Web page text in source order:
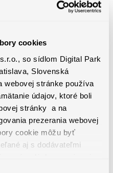
cookies
so sídlom Digital Park
Slovenská
webovej stránke používa
údajov, ktoré boli
stránky a na
prezerania webovej
cookie môžu byť
aj s dodávateľmi